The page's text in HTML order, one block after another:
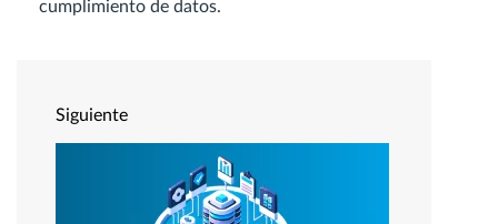
cumplimiento de datos.
Siguiente